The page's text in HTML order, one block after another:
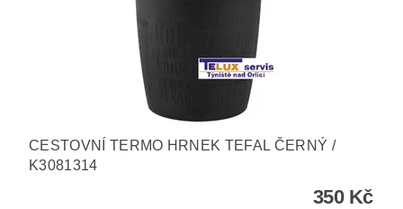
CESTOVNÍ TERMO HRNEK TEFAL ČERNÝ /
K3081314
350 Kč